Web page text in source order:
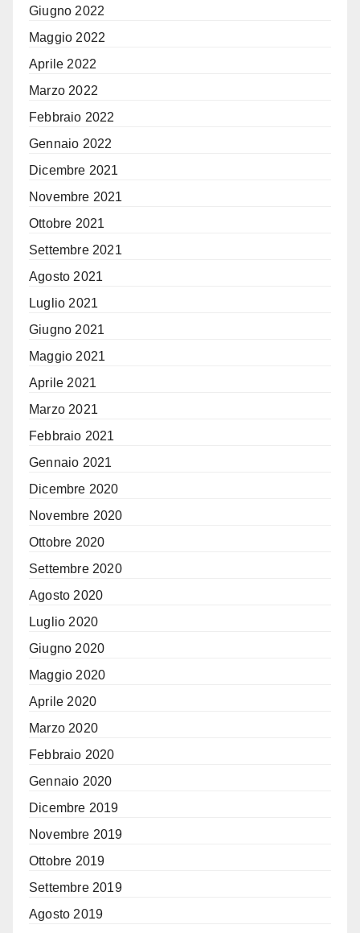
Giugno 2022
Maggio 2022
Aprile 2022
Marzo 2022
Febbraio 2022
Gennaio 2022
Dicembre 2021
Novembre 2021
Ottobre 2021
Settembre 2021
Agosto 2021
Luglio 2021
Giugno 2021
Maggio 2021
Aprile 2021
Marzo 2021
Febbraio 2021
Gennaio 2021
Dicembre 2020
Novembre 2020
Ottobre 2020
Settembre 2020
Agosto 2020
Luglio 2020
Giugno 2020
Maggio 2020
Aprile 2020
Marzo 2020
Febbraio 2020
Gennaio 2020
Dicembre 2019
Novembre 2019
Ottobre 2019
Settembre 2019
Agosto 2019